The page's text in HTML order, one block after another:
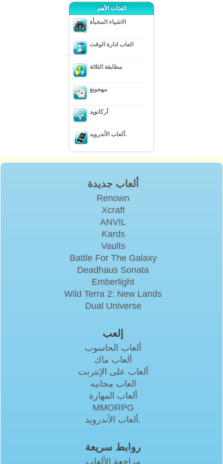
الفئات الأهم
الاشياء المخبأة
العاب ادارة الوقت
مطابقة الثلاثة
مهجونغ
أركانويد
ألعاب الأندرويد.
ألعاب جديدة
Renown
Xcraft
ANVIL
Kards
Vaults
Battle For The Galaxy
Deadhaus Sonata
Emberlight
Wild Terra 2: New Lands
Dual Universe
إلعب
ألعاب الحاسوب
ألعاب ماك
ألعاب على الإنترنت
العاب مجانيه
ألعاب المهارة
MMORPG
ألعاب الأندرويد.
روابط سريعة
مراجعة الألعاب